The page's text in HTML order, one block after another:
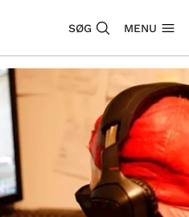
SØG MENU